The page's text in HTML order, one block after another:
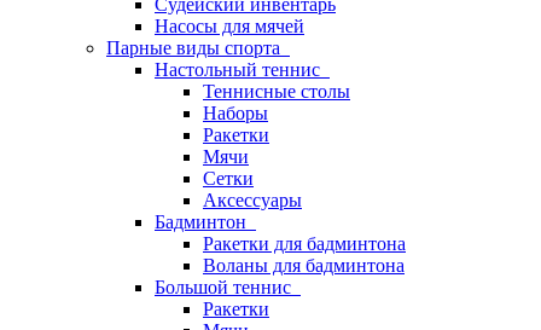
Судейский инвентарь
Насосы для мячей
Парные виды спорта
Настольный теннис
Теннисные столы
Наборы
Ракетки
Мячи
Сетки
Аксессуары
Бадминтон
Ракетки для бадминтона
Воланы для бадминтона
Большой теннис
Ракетки